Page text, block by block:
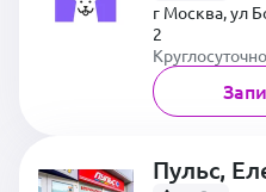
г Москва, ул
2
Пульс,